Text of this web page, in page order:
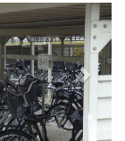
n
e
x
t